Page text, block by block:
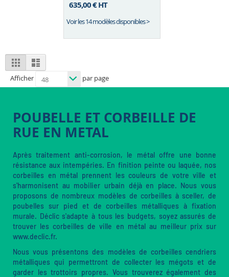
635,00 €HT
Voir les 14 modèles disponibles >
View
as
Grid List
Afficher par page
POUBELLE ET CORBEILLE DE
RUE EN METAL
Après traitement anti-corrosion, le métal offre une bonne
résistance aux intempéries. En finition peinte ou laquée, nos
corbeilles en métal prennent les couleurs de votre ville et
s'harmonisent au mobilier urbain déjà en place. Nous vous
proposons de nombreux modèles de corbeilles à sceller, de
poubelles sur pied et de corbeilles métalliques à fixation
murale. Déclic s'adapte à tous les budgets, soyez assurés de
trouver les corbeilles de ville en métal au meilleur prix sur
www.declic.fr.
Nous vous présentons des modèles de corbeilles cendriers
métalliques qui permettront de collecter les mégots et de
garder les trottoirs propres. Vous trouverez également des